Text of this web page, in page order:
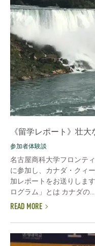
《留学レポート》壮
参加者体験談
名古屋商科大学フロンテ
に参加し、カナダ・クィ
加レポートをお送りしま
ログラム」とは カナダの...
READ MORE